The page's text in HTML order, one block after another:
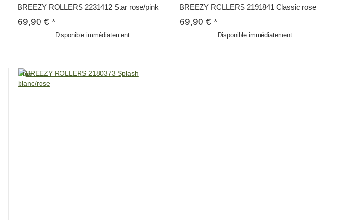
BREEZY ROLLERS 2231412 Star rose/pink
69,90 € *
Disponible immédiatement
BREEZY ROLLERS 2191841 Classic rose
69,90 €*
Disponible immédiatement
Top